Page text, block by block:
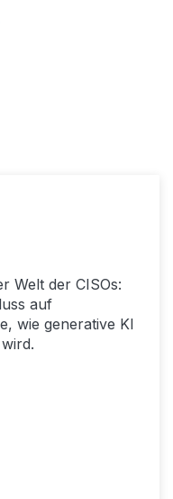
Welt der CISOs:
auf
wie generative KI